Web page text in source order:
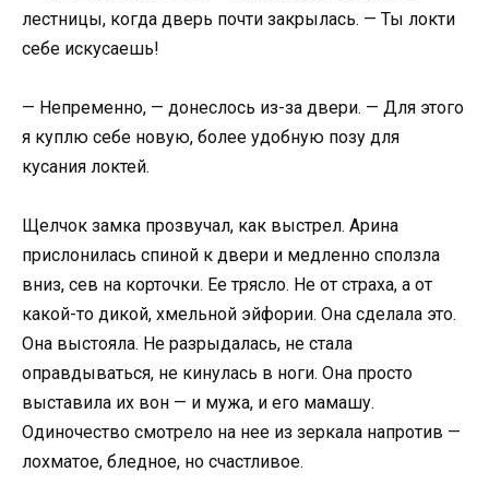
лестницы, когда дверь почти закрылась. — Ты локти
себе искусаешь!
— Непременно, — донеслось из-за двери. — Для этого
я куплю себе новую, более удобную позу для
кусания локтей.
Щелчок замка прозвучал, как выстрел. Арина
прислонилась спиной к двери и медленно сползла
вниз, сев на корточки. Ее трясло. Не от страха, а от
какой-то дикой, хмельной эйфории. Она сделала это.
Она выстояла. Не разрыдалась, не стала
оправдываться, не кинулась в ноги. Она просто
выставила их вон — и мужа, и его мамашу.
Одиночество смотрело на нее из зеркала напротив —
лохматое, бледное, но счастливое.